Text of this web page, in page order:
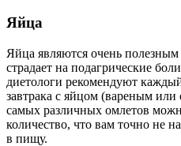
Яйца
Яйца являются очень
страдает на подагрические
диетологи рекомендуют
завтрака с яйцом (вареным
самых различных омлетов
количество, что вам точно не
в пищу.